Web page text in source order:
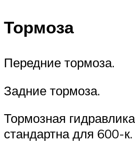
Тормоза
Передние тормоза.
Задние тормоза.
Тормозная
стандартна для 600-к.